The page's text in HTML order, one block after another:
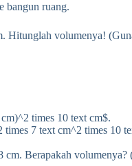
bangun ruang.
Hitunglah volumenya!
times 10 text cm$.
7 text cm^2 times 10
Berapakah